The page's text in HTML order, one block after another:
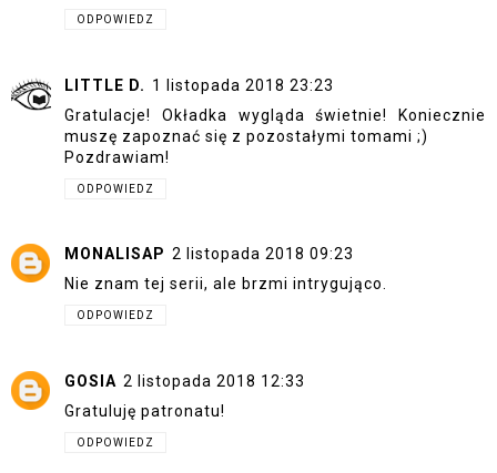
ODPOWIEDZ
LITTLE D. 1 listopada 2018 23:23
Gratulacje! Okładka wygląda świetnie! Koniecznie
muszę zapoznać się z pozostałymi tomami ;)
Pozdrawiam!
ODPOWIEDZ
MONALISAP 2 listopada 2018 09:23
Nie znam tej serii, ale brzmi intrygująco.
ODPOWIEDZ
GOSIA 2 listopada 2018 12:33
Gratuluję patronatu!
ODPOWIEDZ